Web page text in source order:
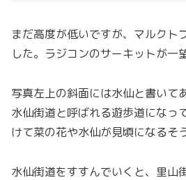
まだ高度が低いですが、マルクト
した。ラジコンのサーキットが一
写真左上の斜面には水仙と書いて
水仙街道と呼ばれる遊歩道になっ
けて菜の花や水仙が見頃になるそ
水仙街道をすすんでいくと、里山